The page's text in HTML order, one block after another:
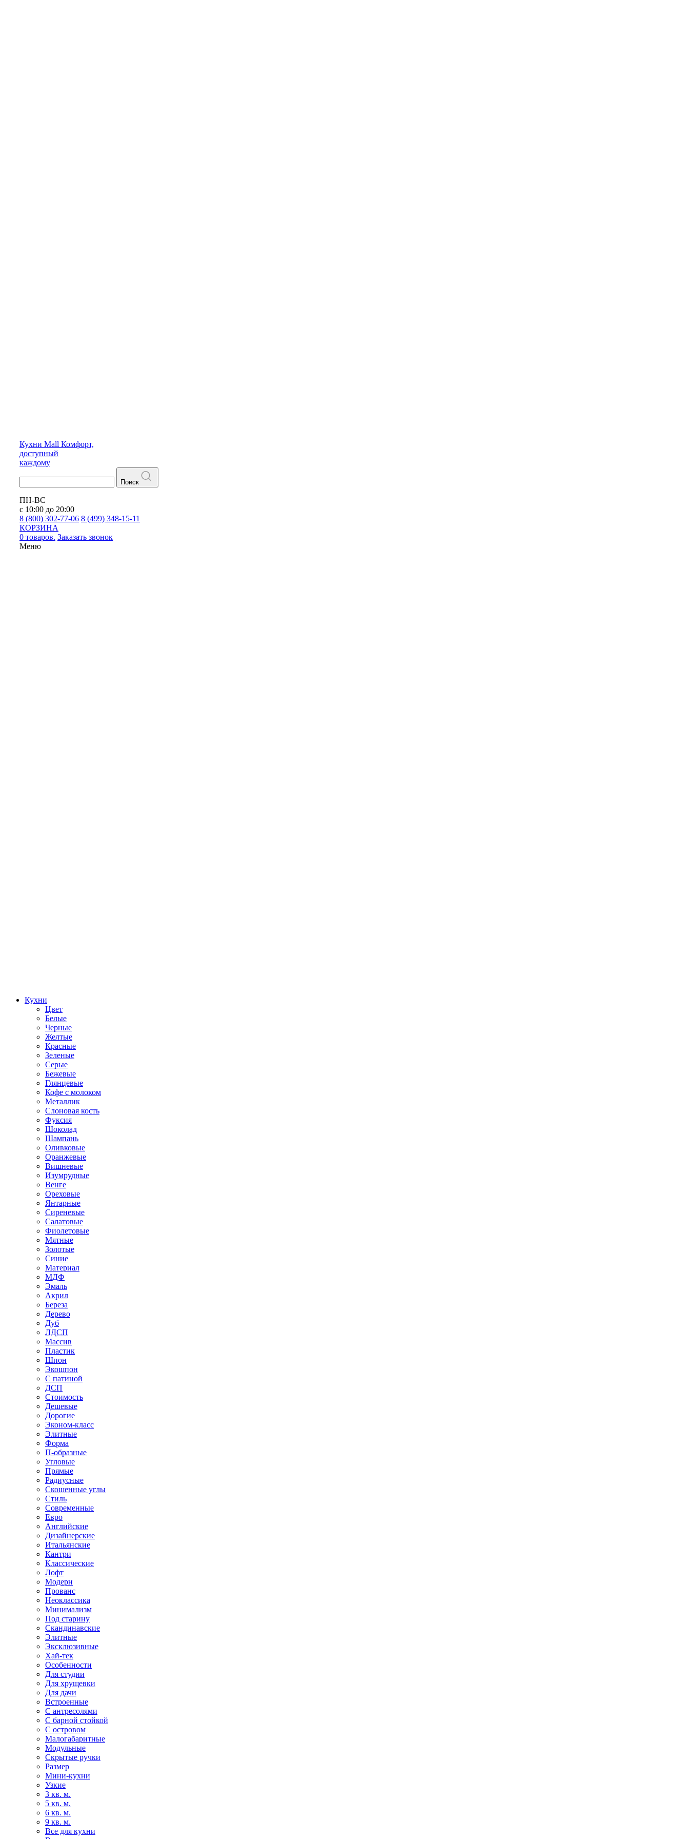
Кухни Mall Комфорт,
доступный
каждому
Поиск
ПН-ВС
с 10:00 до 20:00
8 (800) 302-77-06 8 (499) 348-15-11
КОРЗИНА
0 товаров. Заказать звонок
Меню
Кухни
Цвет
Белые
Черные
Желтые
Красные
Зеленые
Серые
Бежевые
Глянцевые
Кофе с молоком
Металлик
Слоновая кость
Фуксия
Шоколад
Шампань
Оливковые
Оранжевые
Вишневые
Изумрудные
Венге
Ореховые
Янтарные
Сиреневые
Салатовые
Фиолетовые
Мятные
Золотые
Синие
Материал
МДФ
Эмаль
Акрил
Береза
Дерево
Дуб
ЛДСП
Массив
Пластик
Шпон
Экошпон
С патиной
ДСП
Стоимость
Дешевые
Дорогие
Эконом-класс
Элитные
Форма
П-образные
Угловые
Прямые
Радиусные
Скошенные углы
Стиль
Современные
Евро
Английские
Дизайнерские
Итальянские
Кантри
Классические
Лофт
Модерн
Прованс
Неоклассика
Минимализм
Под старину
Скандинавские
Элитные
Эксклюзивные
Хай-тек
Особенности
Для студии
Для хрущевки
Для дачи
Встроенные
С антресолями
С барной стойкой
С островом
Малогабаритные
Модульные
Скрытые ручки
Размер
Мини-кухни
Узкие
3 кв. м.
5 кв. м.
6 кв. м.
9 кв. м.
Все для кухни